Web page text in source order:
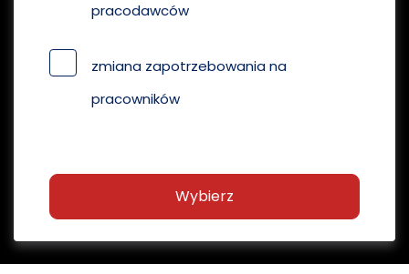
pracodawców
zmiana zapotrzebowania na
pracowników
Wybierz